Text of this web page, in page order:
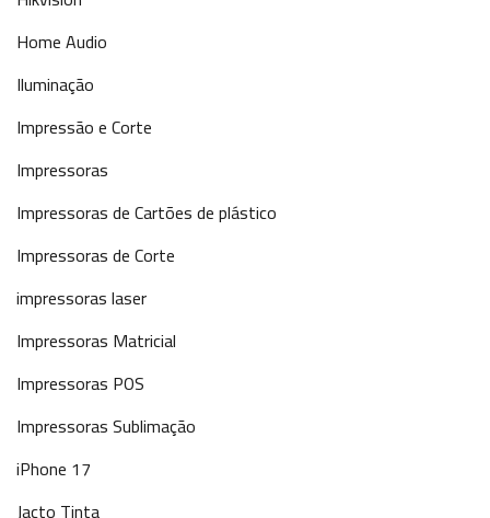
Home Audio
Iluminação
Impressão e Corte
Impressoras
Impressoras de Cartões de plástico
Impressoras de Corte
impressoras laser
Impressoras Matricial
Impressoras POS
Impressoras Sublimação
iPhone 17
Jacto Tinta